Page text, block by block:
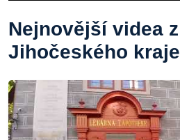
Nejnovější videa z
Jihočeského kraje